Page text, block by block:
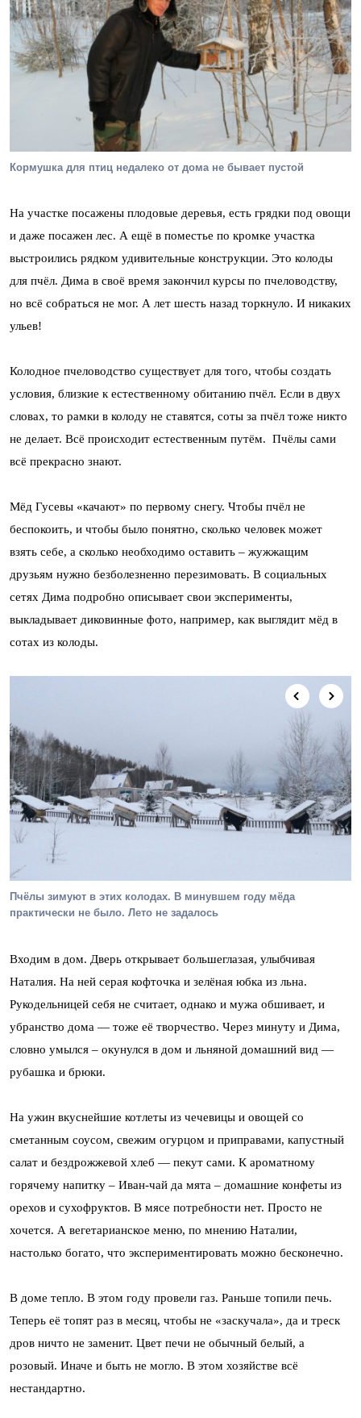
Кормушка для птиц недалеко от дома не бывает пустой
На участке посажены плодовые деревья, есть грядки под овощи
и даже посажен лес. А ещё в поместье по кромке участка
выстроились рядком удивительные конструкции. Это колоды
для пчёл. Дима в своё время закончил курсы по пчеловодству,
но всё собраться не мог. А лет шесть назад торкнуло. И никаких
ульев!
Колодное пчеловодство существует для того, чтобы создать
условия, близкие к естественному обитанию пчёл. Если в двух
словах, то рамки в колоду не ставятся, соты за пчёл тоже никто
не делает. Всё происходит естественным путём. Пчёлы сами
всё прекрасно знают.
Мёд Гусевы «качают» по первому снегу. Чтобы пчёл не
беспокоить, и чтобы было понятно, сколько человек может
взять себе, а сколько необходимо оставить – жужжащим
друзьям нужно безболезненно перезимовать. В социальных
сетях Дима подробно описывает свои эксперименты,
выкладывает диковинные фото, например, как выглядит мёд в
сотах из колоды.
Пчёлы зимуют в этих колодах. В минувшем году мёда
практически не было. Лето не задалось
Входим в дом. Дверь открывает большеглазая, улыбчивая
Наталия. На ней серая кофточка и зелёная юбка из льна.
Рукодельницей себя не считает, однако и мужа обшивает, и
убранство дома — тоже её творчество. Через минуту и Дима,
словно умылся – окунулся в дом и льняной домашний вид —
рубашка и брюки.
На ужин вкуснейшие котлеты из чечевицы и овощей со
сметанным соусом, свежим огурцом и приправами, капустный
салат и бездрожжевой хлеб — пекут сами. К ароматному
горячему напитку – Иван-чай да мята – домашние конфеты из
орехов и сухофруктов. В мясе потребности нет. Просто не
хочется. А вегетарианское меню, по мнению Наталии,
настолько богато, что экспериментировать можно бесконечно.
В доме тепло. В этом году провели газ. Раньше топили печь.
Теперь её топят раз в месяц, чтобы не «заскучала», да и треск
дров ничто не заменит. Цвет печи не обычный белый, а
розовый. Иначе и быть не могло. В этом хозяйстве всё
нестандартно.